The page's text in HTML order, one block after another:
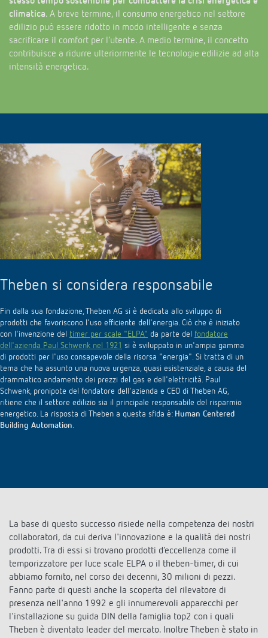
climatica. A breve termine, il consumo energetico nel settore
edilizio può essere ridotto in modo intelligente e senza
sacrificare il comfort per l’utente. A medio termine, il concetto
contribuisce a ridurre ulteriormente le tecnologie edilizie ad alta
intensità energetica.
Theben si considera responsabile
Fin dalla sua fondazione, Theben AG si è dedicata allo sviluppo di
prodotti che favoriscono l'uso efficiente dell'energia. Ciò che è iniziato
con l'invenzione del timer per scale "ELPA" da parte del
fondatore
dell'azienda Paul Schwenk nel 1921 si è sviluppato in un'ampia gamma
di prodotti per l'uso consapevole della risorsa "energia". Si tratta di un
tema che ha assunto una nuova urgenza, quasi esistenziale, a causa del
drammatico andamento dei prezzi del gas e dell'elettricità. Paul
Schwenk, pronipote del fondatore dell'azienda e CEO di Theben AG,
ritiene che il settore edilizio sia il principale responsabile del risparmio
energetico. La risposta di Theben a questa sfida è: Human Centered
Building Automation.
La base di questo successo risiede nella competenza dei nostri
collaboratori, da cui deriva l'innovazione e la qualità dei nostri
prodotti. Tra di essi si trovano prodotti d’eccellenza come il
temporizzatore per luce scale ELPA o il theben-timer, di cui
abbiamo fornito, nel corso dei decenni, 30 milioni di pezzi.
Fanno parte di questi anche la scoperta del rilevatore di
presenza nell'anno 1992 e gli innumerevoli apparecchi per
l'installazione su guida DIN della famiglia top2 con i quali
Theben è diventato leader del mercato. Inoltre Theben è stato in